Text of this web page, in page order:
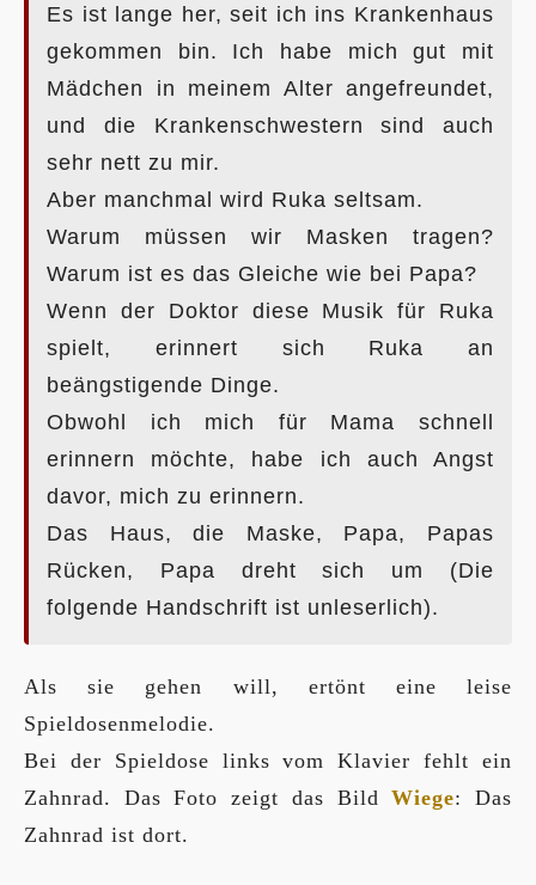
Es ist lange her, seit ich ins Krankenhaus
gekommen bin. Ich habe mich gut mit
Mädchen in meinem Alter angefreundet,
und die Krankenschwestern sind auch
sehr nett zu mir.
Aber manchmal wird Ruka seltsam.
Warum müssen wir Masken tragen?
Warum ist es das Gleiche wie bei Papa?
Wenn der Doktor diese Musik für Ruka
spielt, erinnert sich Ruka an
beängstigende Dinge.
Obwohl ich mich für Mama schnell
erinnern möchte, habe ich auch Angst
davor, mich zu erinnern.
Das Haus, die Maske, Papa, Papas
Rücken, Papa dreht sich um (Die
folgende Handschrift ist unleserlich).
Als sie gehen will, ertönt eine leise
Spieldosenmelodie.
Bei der Spieldose links vom Klavier fehlt ein
Zahnrad. Das Foto zeigt das BildWiege: Das
Zahnrad ist dort.